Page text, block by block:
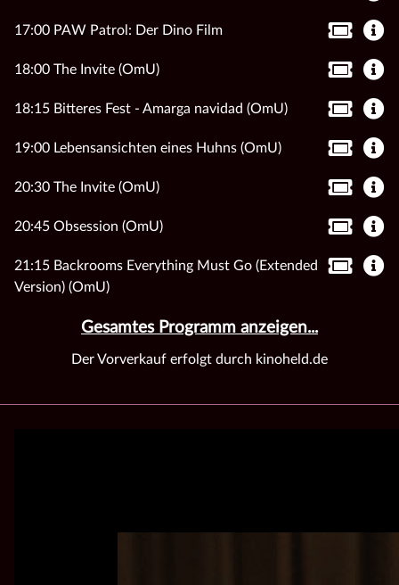
17:00 PAW Patrol: Der Dino Film
18:00 The Invite (OmU)
18:15 Bitteres Fest - Amarga navidad (OmU)
19:00 Lebensansichten eines Huhns (OmU)
20:30 The Invite (OmU)
20:45 Obsession (OmU)
21:15 Backrooms Everything Must Go (Extended
Version) (OmU)
Gesamtes Programm anzeigen...
Der Vorverkauf erfolgt durch kinoheld.de